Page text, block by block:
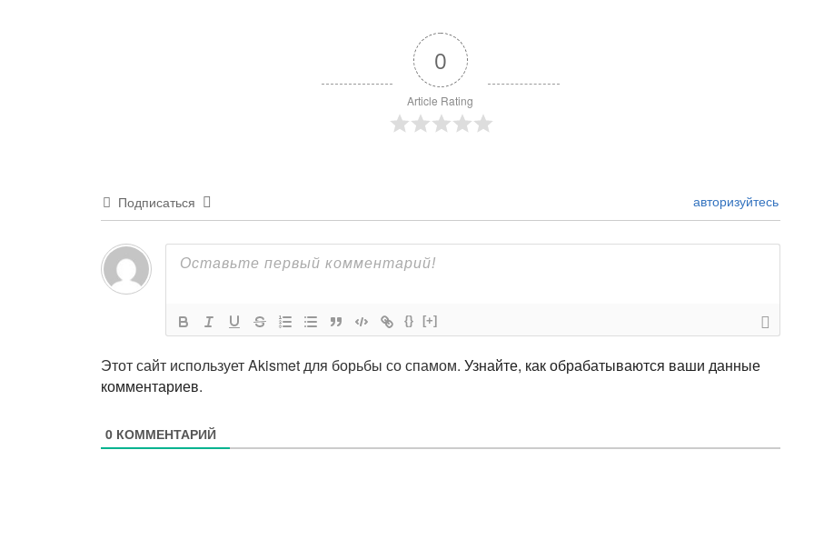
0
Article Rating
Подписаться авторизуйтесь
{} [+]
Этот сайт использует Akismet для борьбы со спамом. Узнайте, как обрабатываются ваши данные
комментариев.
0КОММЕНТАРИЙ